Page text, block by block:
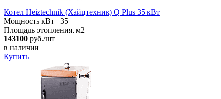
Котел Heiztechnik (Хайцтехник) Q Plus 35 кВт
Мощность кВт
35
Площадь отопления, м2
143100 руб./шт
в наличии
Купить